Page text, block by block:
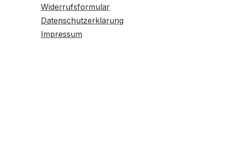
Widerrufsformular
Datenschutzerklärung
Impressum